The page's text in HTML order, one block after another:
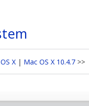
X | Mac OS X 10.4.7 >>